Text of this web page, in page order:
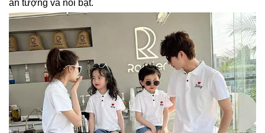
ấn tượng và nổi bật.